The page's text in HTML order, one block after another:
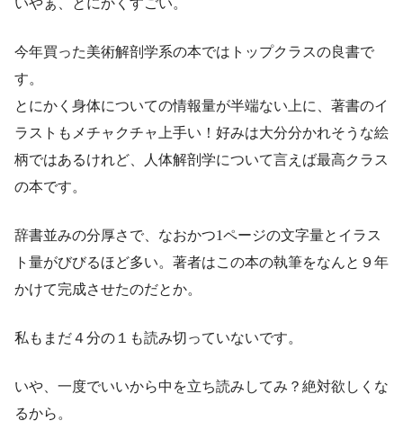
いやぁ、とにかくすごい。
今年買った美術解剖学系の本ではトップクラスの良書で
す。
とにかく身体についての情報量が半端ない上に、著書のイ
ラストもメチャクチャ上手い！好みは大分分かれそうな絵
柄ではあるけれど、人体解剖学について言えば最高クラス
の本です。
辞書並みの分厚さで、なおかつ1ページの文字量とイラス
ト量がびびるほど多い。著者はこの本の執筆をなんと９年
かけて完成させたのだとか。
私もまだ４分の１も読み切っていないです。
いや、一度でいいから中を立ち読みしてみ？絶対欲しくな
るから。